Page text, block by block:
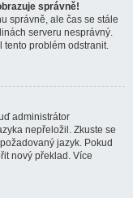
správně!
správně, ale čas se stále
serveru nesprávný.
tento problém odstranit.
administrátor
nepřeložil. Zkuste se
jazyk. Pokud
nový překlad. Více